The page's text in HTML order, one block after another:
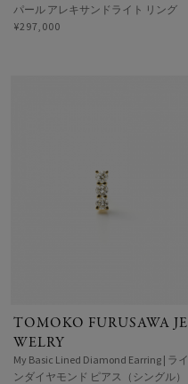
パール アレキサンドライト リング
¥297,000
TOMOKO FURUSAWA JE
WELRY
My Basic Lined Diamond Earring | ライ
ンダイヤモンド ピアス（シングル）